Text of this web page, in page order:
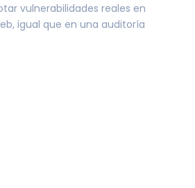
vulnerabilidades reales en
igual que en una auditoría